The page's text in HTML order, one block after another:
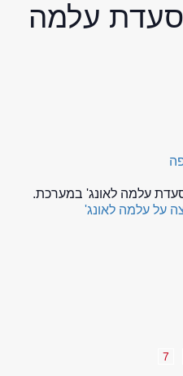
עלמה
עלמה לאונג' במערכת.
על עלמה לאונג'
7